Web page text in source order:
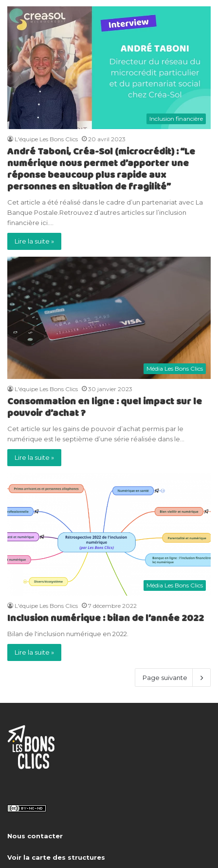
Inclusion financière
L'équipe Les Bons Clics 20 avril 2023
André Taboni, Créa-Sol (microcrédit) : “Le
numérique nous permet d’apporter une
réponse beaucoup plus rapide aux
personnes en situation de fragilité”
Cet article a été réalisé dans le cadre d’un partenariat avec La
Banque Postale.Retrouvez d’autres articles sur l’inclusion
financière ici.…
Lire la suite »
Média Les Bons Clics
L'équipe Les Bons Clics 30 janvier 2023
Consommation en ligne : quel impact sur le
pouvoir d’achat ?
Cet article sur les gains de pouvoir d’achat permis par le
numérique est le septième d’une série réalisée dans le…
Lire la suite »
Média Les Bons Clics
L'équipe Les Bons Clics 7 décembre 2022
Inclusion numérique : bilan de l’année 2022
Bilan de l'inclusion numérique en 2022.
Lire la suite »
Page suivante
Nous contacter
Voir la carte des structures